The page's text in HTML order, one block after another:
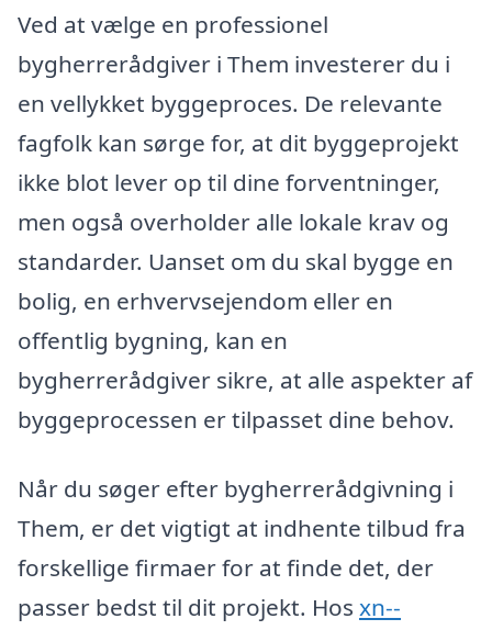
Ved at vælge en professionel
bygherrerådgiver i Them investerer du i
en vellykket byggeproces. De relevante
fagfolk kan sørge for, at dit byggeprojekt
ikke blot lever op til dine forventninger,
men også overholder alle lokale krav og
standarder. Uanset om du skal bygge en
bolig, en erhvervsejendom eller en
offentlig bygning, kan en
bygherrerådgiver sikre, at alle aspekter af
byggeprocessen er tilpasset dine behov.
Når du søger efter bygherrerådgivning i
Them, er det vigtigt at indhente tilbud fra
forskellige firmaer for at finde det, der
passer bedst til dit projekt. Hos xn--